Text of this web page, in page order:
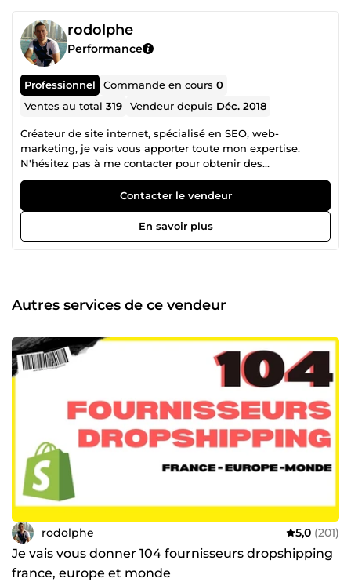
rodolphe
Performance
Professionnel Commande en cours0
Ventes au total319 Vendeur depuis Déc. 2018
Créateur de site internet, spécialisé en SEO, web-
marketing, je vais vous apporter toute mon expertise.
N'hésitez pas à me contacter pour obtenir des
informations sur mes services.”
Contacter le vendeur
En savoir plus
Autres services de ce vendeur
rodolphe 5,0 (201)
Je vais vous donner 104 fournisseurs dropshipping
france, europe et monde